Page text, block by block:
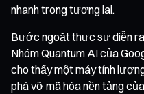
nhanh trong tương lai.
Bước ngoặt thực sự diễn
Nhóm Quantum AI của
cho thấy một máy tính
phá vỡ mã hóa nền tảng